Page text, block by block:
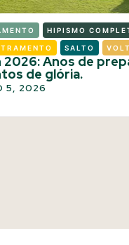
HIPISMO
SALTO
2026: Anos de
de glória.
5, 2026